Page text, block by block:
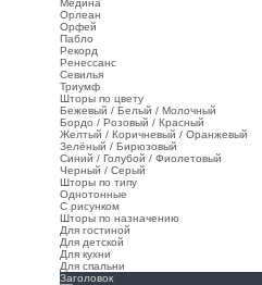
Медина
Орлеан
Орфей
Пабло
Рекорд
Ренессанс
Севилья
Триумф
Шторы по цвету
Бежевый / Белый / Молочный
Бордо / Розовый / Красный
Желтый / Коричневый / Оранжевый
Зелёный / Бирюзовый
Синий / Голубой / Фиолетовый
Черный / Серый
Шторы по типу
Однотонные
С рисунком
Шторы по назначению
Для гостиной
Для детской
Для кухни
Для спальни
Заголовок